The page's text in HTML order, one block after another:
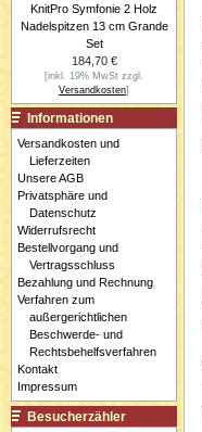
KnitPro Symfonie 2 Holz
Nadelspitzen 13 cm Grande
Set
184,70 €
[inkl. 19% MwSt zzgl.
Versandkosten]
Informationen
Versandkosten und
Lieferzeiten
Unsere AGB
Privatsphäre und
Datenschutz
Widerrufsrecht
Bestellvorgang und
Vertragsschluss
Bezahlung und Rechnung
Verfahren zum
außergerichtlichen
Beschwerde- und
Rechtsbehelfsverfahren
Kontakt
Impressum
Besucherzähler